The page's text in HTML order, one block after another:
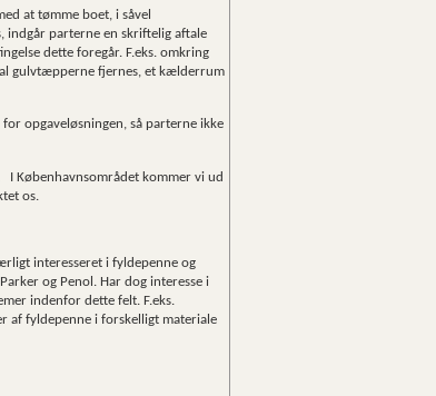
at tømme boet, i såvel
indgår parterne en skriftelig aftale
dette foregår. F.eks. omkring
gulvtæpperne fjernes, et kælderrum
opgaveløsningen, så parterne ikke
Københavnsområdet kommer vi ud
os.
interesseret i fyldepenne og
og Penol. Har dog interesse i
indenfor dette felt. F.eks.
af fyldepenne i forskelligt materiale